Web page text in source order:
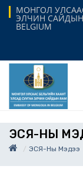
МОНГОЛ
ЭЛЧИН САЙДЫН
BELGIUM
ЭСЯ-НЫ
ЭСЯ-Ны Мэдээ